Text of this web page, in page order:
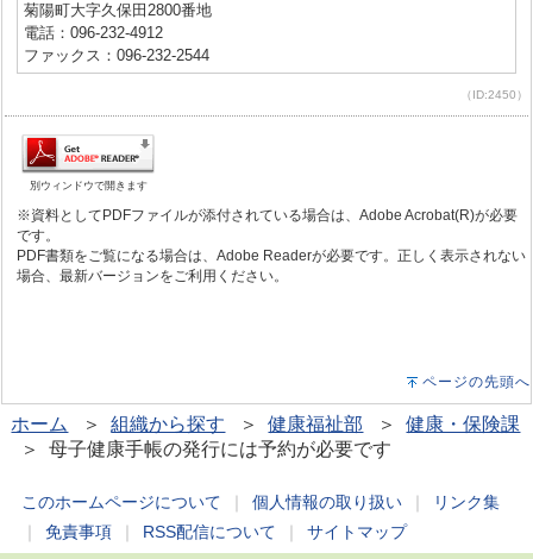
菊陽町大字久保田2800番地
電話：096-232-4912
ファックス：096-232-2544
（ID:2450）
別ウィンドウで開きます
※資料としてPDFファイルが添付されている場合は、Adobe Acrobat(R)が必要
です。
PDF書類をご覧になる場合は、Adobe Readerが必要です。正しく表示されない
場合、最新バージョンをご利用ください。
ページの先頭へ
ホーム ＞組織から探す ＞健康福祉部 ＞健康・保険課
＞ 母子健康手帳の発行には予約が必要です
このホームページについて 個人情報の取り扱い
リンク集
免責事項 RSS配信について サイトマップ